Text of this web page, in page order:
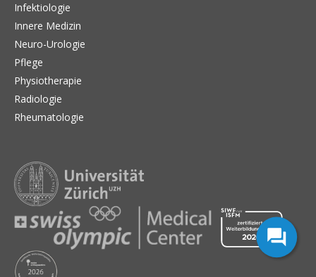
Infektiologie
Innere Medizin
Neuro-Urologie
Pflege
Physiotherapie
Radiologie
Rheumatologie